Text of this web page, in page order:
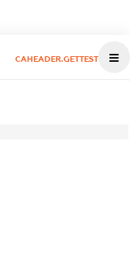
CAHEADER.GETTEST